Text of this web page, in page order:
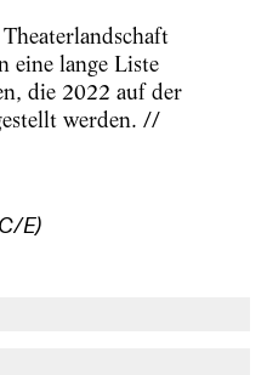
eine lange Liste
die 2022 auf der
werden. //
E)